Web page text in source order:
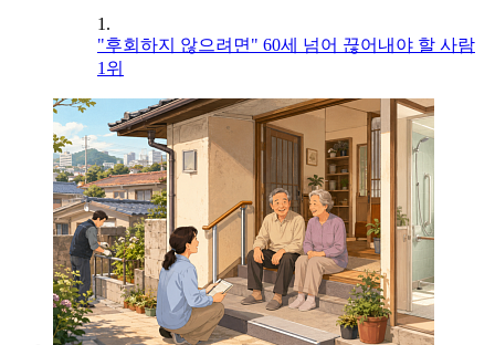
1.
"후회하지 않으려면" 60세 넘어 끊어내야 할 사람
1위